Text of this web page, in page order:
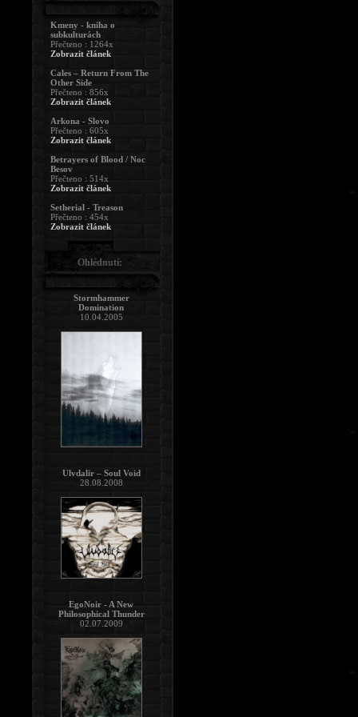
Kmeny - kniha o
subkulturách
Přečteno : 1264x
Zobrazit článek
Cales – Return From The
Other Side
Přečteno : 856x
Zobrazit článek
Arkona - Slovo
Přečteno : 605x
Zobrazit článek
Betrayers of Blood / Noc
Besov
Přečteno : 514x
Zobrazit článek
Setherial - Treason
Přečteno : 454x
Zobrazit článek
Ohlédnutí:
Stormhammer
Domination
10.04.2005
Ulvdalir – Soul Void
28.08.2008
EgoNoir - A New
Philosophical Thunder
02.07.2009